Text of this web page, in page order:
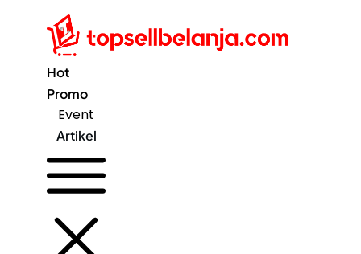
Hot
Promo
Event
Artikel